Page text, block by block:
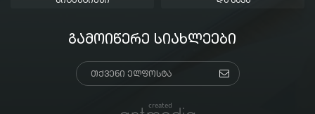
ᲒᲐᲛᲝᲘᲬᲔᲠᲔ ᲡᲘᲐᲮᲚᲔᲔᲑᲘ
created